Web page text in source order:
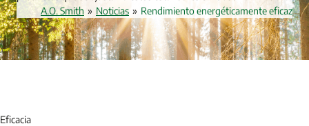
A.O. Smith » Noticias » Rendimiento energéticamente eficaz
Eficacia